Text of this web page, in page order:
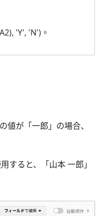
'Y', 'N')。
値が「一郎」の場合、
すると、「山本 一郎」